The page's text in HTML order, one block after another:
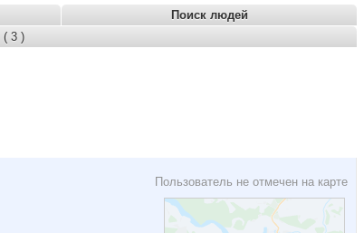
Поиск людей
( 3 )
Пользователь не отмечен на карте